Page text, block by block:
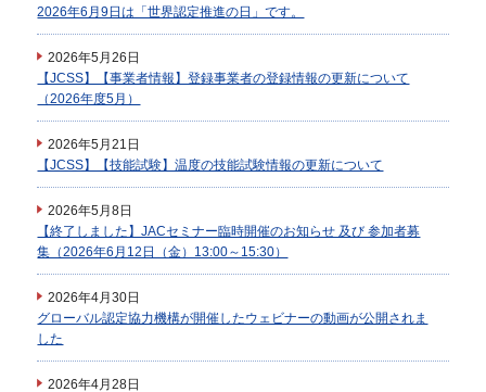
2026年6月9日は「世界認定推進の日」です。
2026年5月26日
【JCSS】【事業者情報】登録事業者の登録情報の更新について
（2026年度5月）
2026年5月21日
【JCSS】【技能試験】温度の技能試験情報の更新について
2026年5月8日
【終了しました】JACセミナー臨時開催のお知らせ 及び 参加者募
集（2026年6月12日（金）13:00～15:30）
2026年4月30日
グローバル認定協力機構が開催したウェビナーの動画が公開されま
した
2026年4月28日